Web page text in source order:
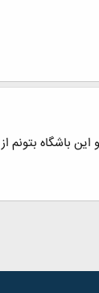
باشگاه بتونم